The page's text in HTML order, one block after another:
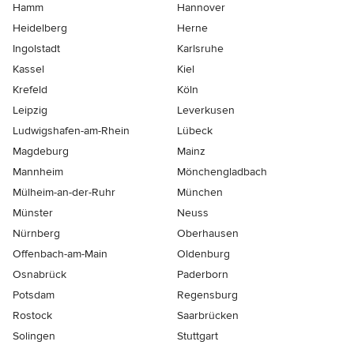
Hamm
Hannover
Heidelberg
Herne
Ingolstadt
Karlsruhe
Kassel
Kiel
Krefeld
Köln
Leipzig
Leverkusen
Ludwigshafen-am-Rhein
Lübeck
Magdeburg
Mainz
Mannheim
Mönchen­gladbach
Mülheim-an-der-Ruhr
München
Münster
Neuss
Nürnberg
Oberhausen
Offenbach-am-Main
Oldenburg
Osnabrück
Paderborn
Potsdam
Regensburg
Rostock
Saarbrücken
Solingen
Stuttgart